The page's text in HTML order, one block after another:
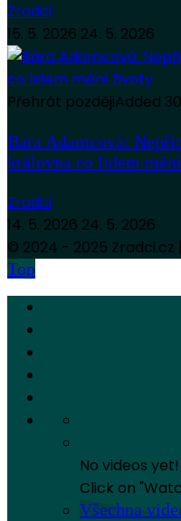
Zradci
15. 5. 2026 24. 5. 2026
Přehrát pozdějiAdded
Bára Adamcová:
královna co lidem
Zradci
14. 5. 2026 24. 5. 2026
© 2024 - 2025
Top
No videos yet!
Click on
Všechna